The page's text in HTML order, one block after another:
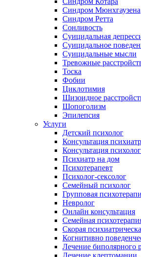
Синдром Мюнхгаузена
Синдром Ретта
Сонливость
Суицидальная
Суицидальное
Суицидальные мысли
Тревожные
Тоска
Фобии
Циклотимия
Шизоидное
Шопоголизм
Эпилепсия
Услуги
Детский психолог
Консультация
Консультация
Психиатр на дом
Психотерапевт
Психолог-сексолог
Семейный психолог
Групповая
Невролог
Онлайн консультация
Семейная
Скорая
Когнитивно
Лечение биполярного
Лечение клептомании